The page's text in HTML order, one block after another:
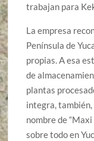
trabajan para
La empresa
Península de
propias. A esa
de
plantas
integra, también,
nombre de
sobre todo en